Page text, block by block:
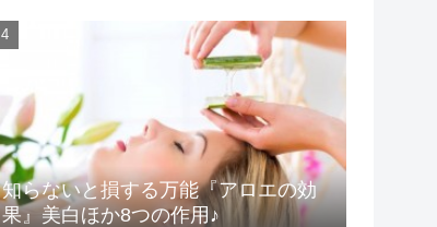
知らないと損する万能『アロエの効
果』美白ほか8つの作用♪